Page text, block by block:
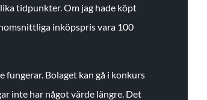
tidpunkter. Om jag hade köpt
inköpspris vara 100
Bolaget kan gå i konkurs
inte har något värde längre. Det